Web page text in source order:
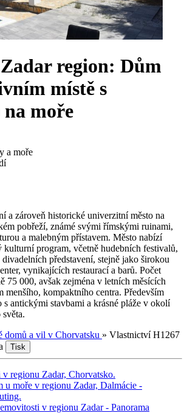
region: Dům
místě s
moře
a moře
a zároveň historické univerzitní město na
pobřeží, známé svými římskými ruinami,
a malebným přístavem. Město nabízí
kulturní program, včetně hudebních festivalů,
představení, stejně jako širokou
vynikajících restaurací a barů. Počet
75 000, avšak zejména v letních měsících
menšího, kompaktního centra. Především
s antickými stavbami a krásné pláže v okolí
domů a vil v Chorvatsku » Vlastnictví H1267
Tisk